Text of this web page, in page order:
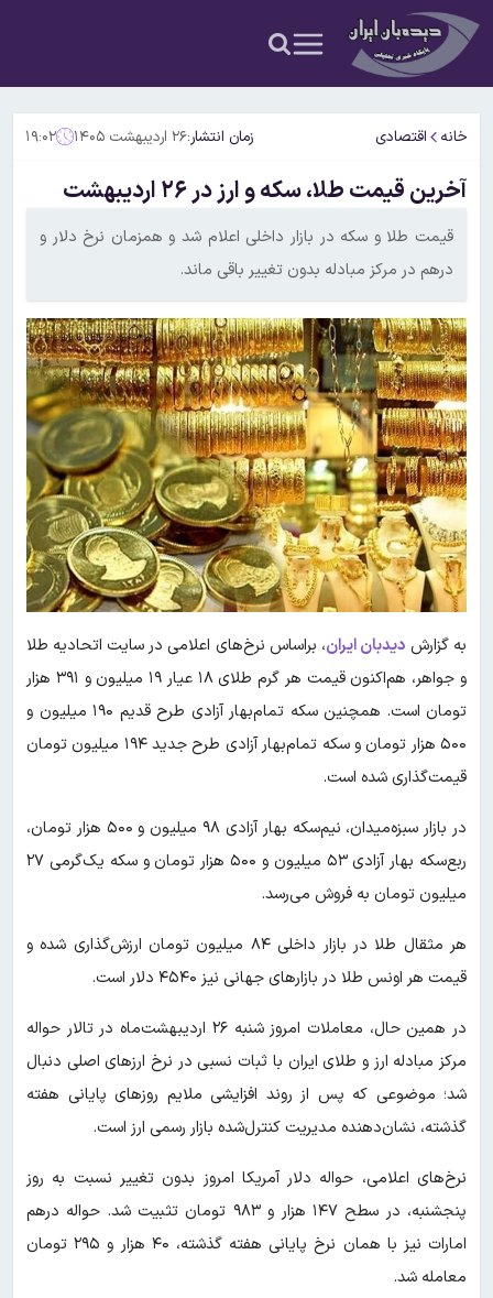
خانه اقتصادی زمان انتشار:۲۶ اردیبهشت ۱۴۰۵ ۱۹:۰۲
آخرین قیمت طلا، سکه و ارز در ۲۶ اردیبهشت
قیمت طلا و سکه در بازار داخلی اعلام شد و همزمان نرخ دلار و
درهم در مرکز مبادله بدون تغییر باقی ماند.
به گزارش دیدبان ایران، براساس نرخ‌های اعلامی در سایت اتحادیه طلا
و جواهر، هم‌اکنون قیمت هر گرم طلای ۱۸ عیار ۱۹ میلیون و ۳۹۱ هزار
تومان است. همچنین سکه تمام‌بهار آزادی طرح قدیم ۱۹۰ میلیون و
۵۰۰ هزار تومان و سکه تمام‌بهار آزادی طرح جدید ۱۹۴ میلیون تومان
قیمت‌گذاری شده است.
در بازار سبزه‌میدان، نیم‌سکه بهار آزادی ۹۸ میلیون و ۵۰۰ هزار تومان،
ربع‌سکه بهار آزادی ۵۳ میلیون و ۵۰۰ هزار تومان و سکه یک‌گرمی ۲۷
میلیون تومان به فروش می‌رسد.
هر مثقال طلا در بازار داخلی ۸۴ میلیون تومان ارزش‌گذاری شده و
قیمت هر اونس طلا در بازارهای جهانی نیز ۴۵۴۰ دلار است.
در همین حال، معاملات امروز شنبه ۲۶ اردیبهشت‌ماه در تالار حواله
مرکز مبادله ارز و طلای ایران با ثبات نسبی در نرخ ارزهای اصلی دنبال
شد؛ موضوعی که پس از روند افزایشی ملایم روزهای پایانی هفته
گذشته، نشان‌دهنده مدیریت کنترل‌شده بازار رسمی ارز است.
نرخ‌های اعلامی، حواله دلار آمریکا امروز بدون تغییر نسبت به روز
پنجشنبه، در سطح ۱۴۷ هزار و ۹۸۳ تومان تثبیت شد. حواله درهم
امارات نیز با همان نرخ پایانی هفته گذشته، ۴۰ هزار و ۲۹۵ تومان
معامله شد.